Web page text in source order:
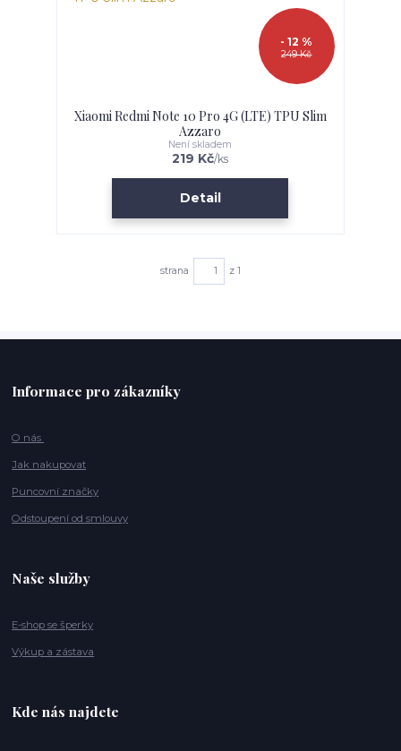
249 Kč
- 12 %
Xiaomi Redmi Note 10 Pro 4G (LTE) TPU Slim
Azzaro
219 Kč/ks
Není skladem
Detail
strana z 1
Informace pro zákazníky
O nás
Jak nakupovat
Puncovní značky
Odstoupení od smlouvy
Naše služby
E-shop se šperky
Výkup a zástava
Kde nás najdete